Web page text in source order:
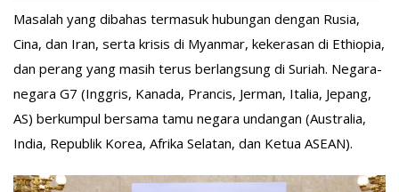
Masalah yang dibahas termasuk hubungan dengan Rusia,
Cina, dan Iran, serta krisis di Myanmar, kekerasan di Ethiopia,
dan perang yang masih terus berlangsung di Suriah. Negara-
negara G7 (Inggris, Kanada, Prancis, Jerman, Italia, Jepang,
AS) berkumpul bersama tamu negara undangan (Australia,
India, Republik Korea, Afrika Selatan, dan Ketua ASEAN).